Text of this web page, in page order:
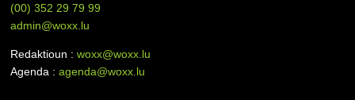
(00)352 29 79 99
admin@woxx.lu
Redaktioun :woxx@woxx.lu
Agenda :agenda@woxx.lu